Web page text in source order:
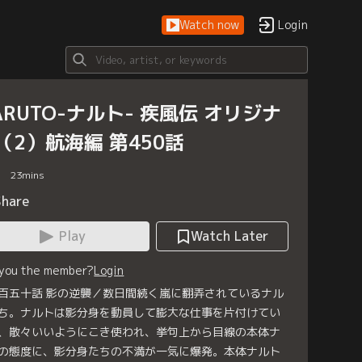
Watch now Login
ナルト- 疾風伝 オリジナ
2）航海編 第450話
23mins
Play
Watch Later
the member?Login
五十話 影の逆襲／数日間続く嵐に翻弄されているナル
。ナルトは影分身を動員して膨大な仕事を片付けてい
散々いいようにこき使われ、挙句上から目線の本体ナ
態度に、影分身たちの不満が一気に爆発。本体ナルト